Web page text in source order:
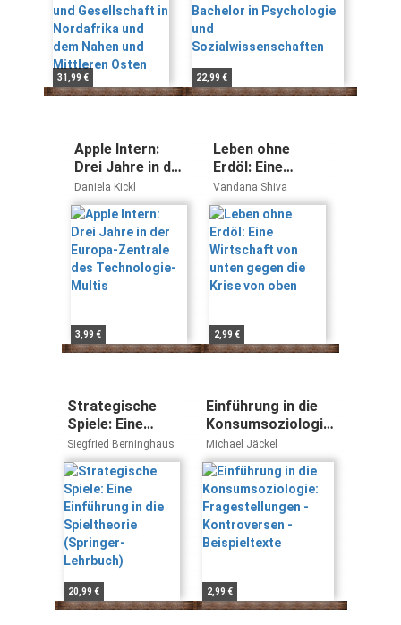
Mittleren Osten
31,99 € 22,99 €
Apple Intern:
Drei Jahre in der
Europa-Zentrale
des
Technologie-
Multis
Daniela Kickl
3,99 €
Leben ohne
Erdöl: Eine
Wirtschaft von
unten gegen die
Krise von oben
Vandana Shiva
2,99 €
Strategische
Spiele: Eine
Einführung in die
Spieltheorie
(Springer-
Lehrbuch)
Siegfried Berninghaus
20,99 €
Einführung in die
Konsumsoziologie:
Fragestellungen -
Kontroversen -
Beispieltexte
Michael Jäckel
2,99 €